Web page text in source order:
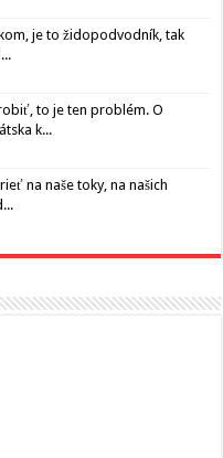
je to židopodvodník, tak
to je ten problém. O
k...
na naše toky, na našich